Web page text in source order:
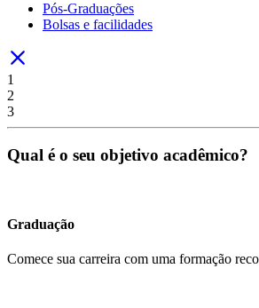
Pós-Graduações
Bolsas e facilidades
1
2
3
Qual é o seu objetivo acadêmico?
Graduação
Comece sua carreira com uma formação